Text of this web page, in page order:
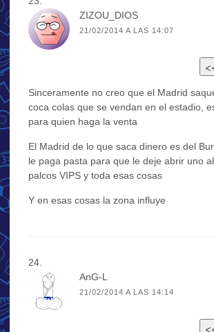
ZIZOU_DIOS
21/02/2014 A LAS 14:07
Sinceramente no creo que el Madrid
coca colas que se vendan en el estadio,
para quien haga la venta
El Madrid de lo que saca dinero es del
le paga pasta para que le deje abrir uno
palcos VIPS y toda esas cosas
Y en esas cosas la zona influye
AnG-L
21/02/2014 A LAS 14:14